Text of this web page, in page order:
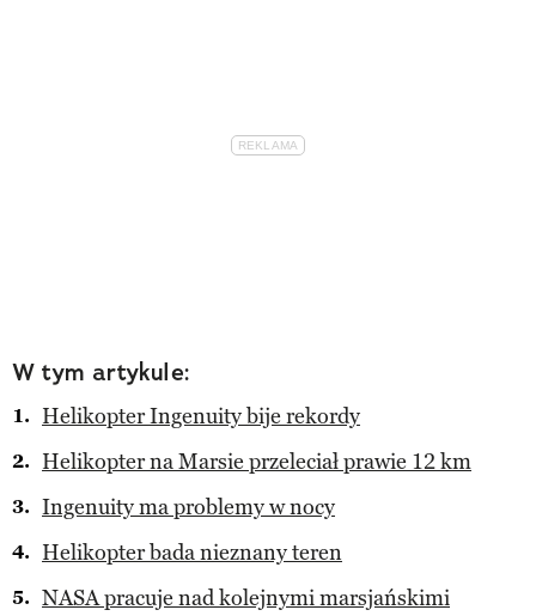
W tym artykule:
Helikopter Ingenuity bije rekordy
Helikopter na Marsie przeleciał prawie 12 km
Ingenuity ma problemy w nocy
Helikopter bada nieznany teren
NASA pracuje nad kolejnymi marsjańskimi